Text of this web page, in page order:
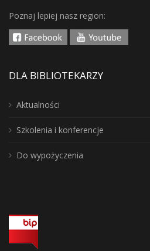
Poznaj lepiej nasz region:
DLA BIBLIOTEKARZY
Aktualności
Szkolenia i konferencje
Do wypożyczenia